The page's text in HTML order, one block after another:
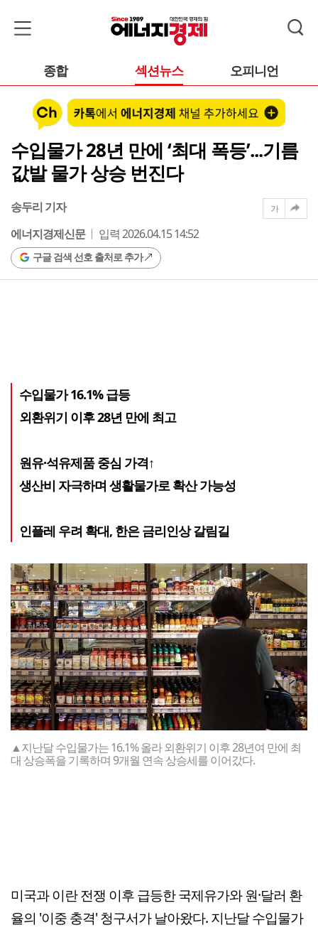
종합 섹션뉴스 오피니언
수입물가 28년 만에 ‘최대 폭등’...기름
값발 물가 상승 번진다
송두리 기자
에너지경제신문
입력 2026.04.15 14:52
구글 검색 선호 출처로 추가
가
수입물가 16.1% 급등
외환위기 이후 28년 만에 최고
원유·석유제품 중심 가격↑
생산비 자극하며 생활물가로 확산 가능성
인플레 우려 확대, 한은 금리인상 갈림길
▲지난달 수입물가는 16.1% 올라 외환위기 이후 28년여 만에 최
대 상승폭을 기록하며 9개월 연속 상승세를 이어갔다.
미국과 이란 전쟁 이후 급등한 국제유가와 원·달러 환
율의 '이중 충격' 청구서가 날아왔다. 지난달 수입물가